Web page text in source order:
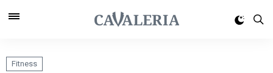
Fitness